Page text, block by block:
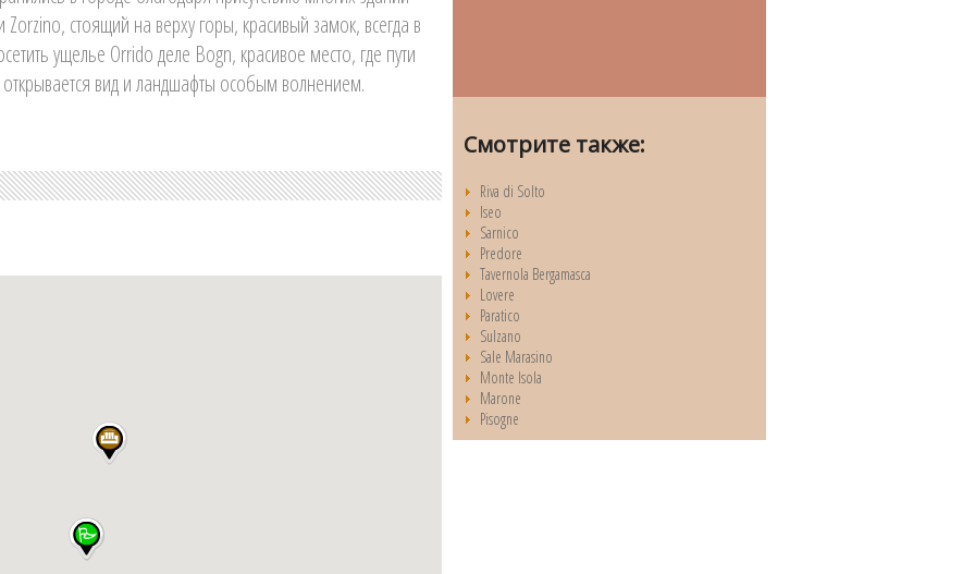
стоящий на верху горы, красивый замок, всегда в
ущелье Orrido деле Bogn, красивое место, где пути
вид и ландшафты особым волнением.
Смотрите также:
Riva di Solto
Iseo
Sarnico
Predore
Tavernola Bergamasca
Lovere
Paratico
Sulzano
Sale Marasino
Monte Isola
Marone
Pisogne